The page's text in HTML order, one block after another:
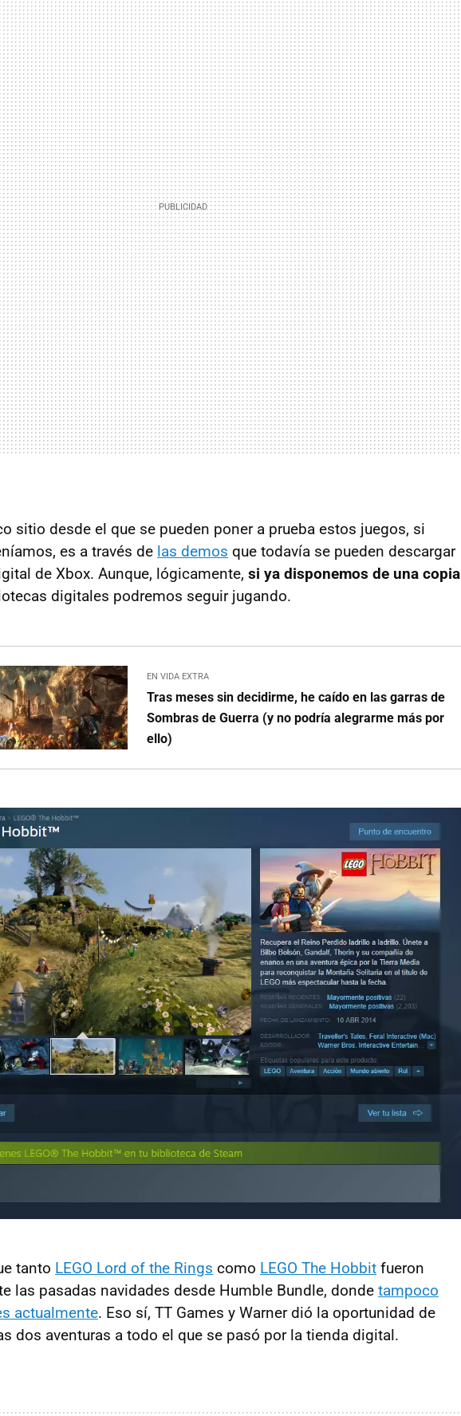
sitio desde el que se pueden poner a prueba estos juegos, si
es a través de las demos que todavía se pueden descargar
de Xbox. Aunque, lógicamente, si ya disponemos de una copia
digitales podremos seguir jugando.
EN VIDA EXTRA
Tras meses sin decidirme, he caído en las garras de
Sombras de Guerra (y no podría alegrarme más por
ello)
tanto LEGO Lord of the Rings como LEGO The Hobbit fueron
las pasadas navidades desde Humble Bundle, donde tampoco
actualmente. Eso sí, TT Games y Warner dió la oportunidad de
dos aventuras a todo el que se pasó por la tienda digital.